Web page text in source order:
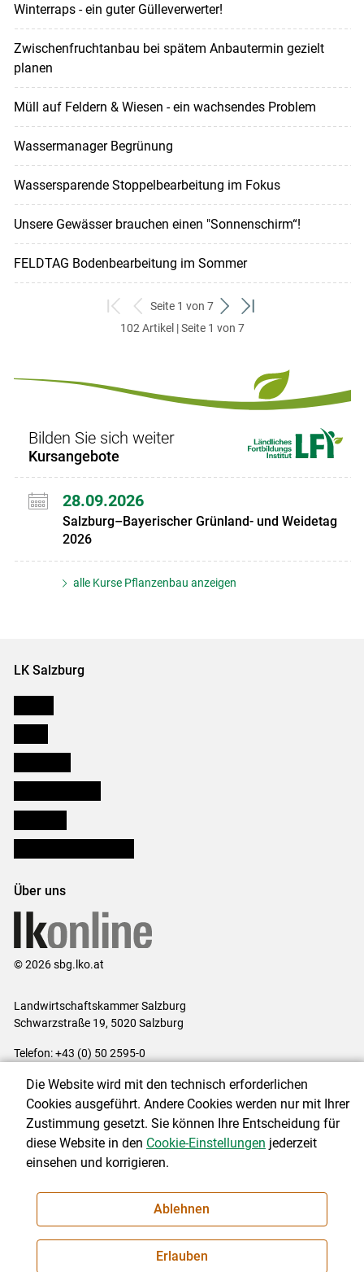
Winterraps - ein guter Gülleverwerter!
Zwischenfruchtanbau bei spätem Anbautermin gezielt
planen
Müll auf Feldern & Wiesen - ein wachsendes Problem
Wassermanager Begrünung
Wassersparende Stoppelbearbeitung im Fokus
Unsere Gewässer brauchen einen "Sonnenschirm“!
FELDTAG Bodenbearbeitung im Sommer
zum
ersten
zurück
zum
Seite 1 von 7
weiter
zum
zum
102 Artikel | Seite 1 von 7
Bilden Sie sich weiter
Kursangebote
28.09.2026
Salzburg–Bayerischer Grünland- und Weidetag
2026
alle Kurse Pflanzenbau anzeigen
LK Salzburg
Über uns
© 2026 sbg.lko.at
Landwirtschaftskammer Salzburg
Schwarzstraße 19, 5020 Salzburg
Telefon: +43 (0) 50 2595-0
Impressum|Kontakt|Datenschutzerklärung|Barrierefreiheit|
Cookie-Einstellungen
NEWSLETTER
Die Website wird mit den technisch erforderlichen
Cookies ausgeführt. Andere Cookies werden nur mit Ihrer
Zustimmung gesetzt. Sie können Ihre Entscheidung für
diese Website in den Cookie-Einstellungen jederzeit
einsehen und korrigieren.
Ablehnen
Erlauben